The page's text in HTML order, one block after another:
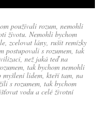
používali rozum, nemohli
životu. Nemohli bychom
zcelovat lány, rušit remízky
postupovali s rozumem, tak
než jaká teď na
tak bychom nemohli
myšlení lidem, kteří tam, na
s rozumem, tak bychom
vodu a celé životní